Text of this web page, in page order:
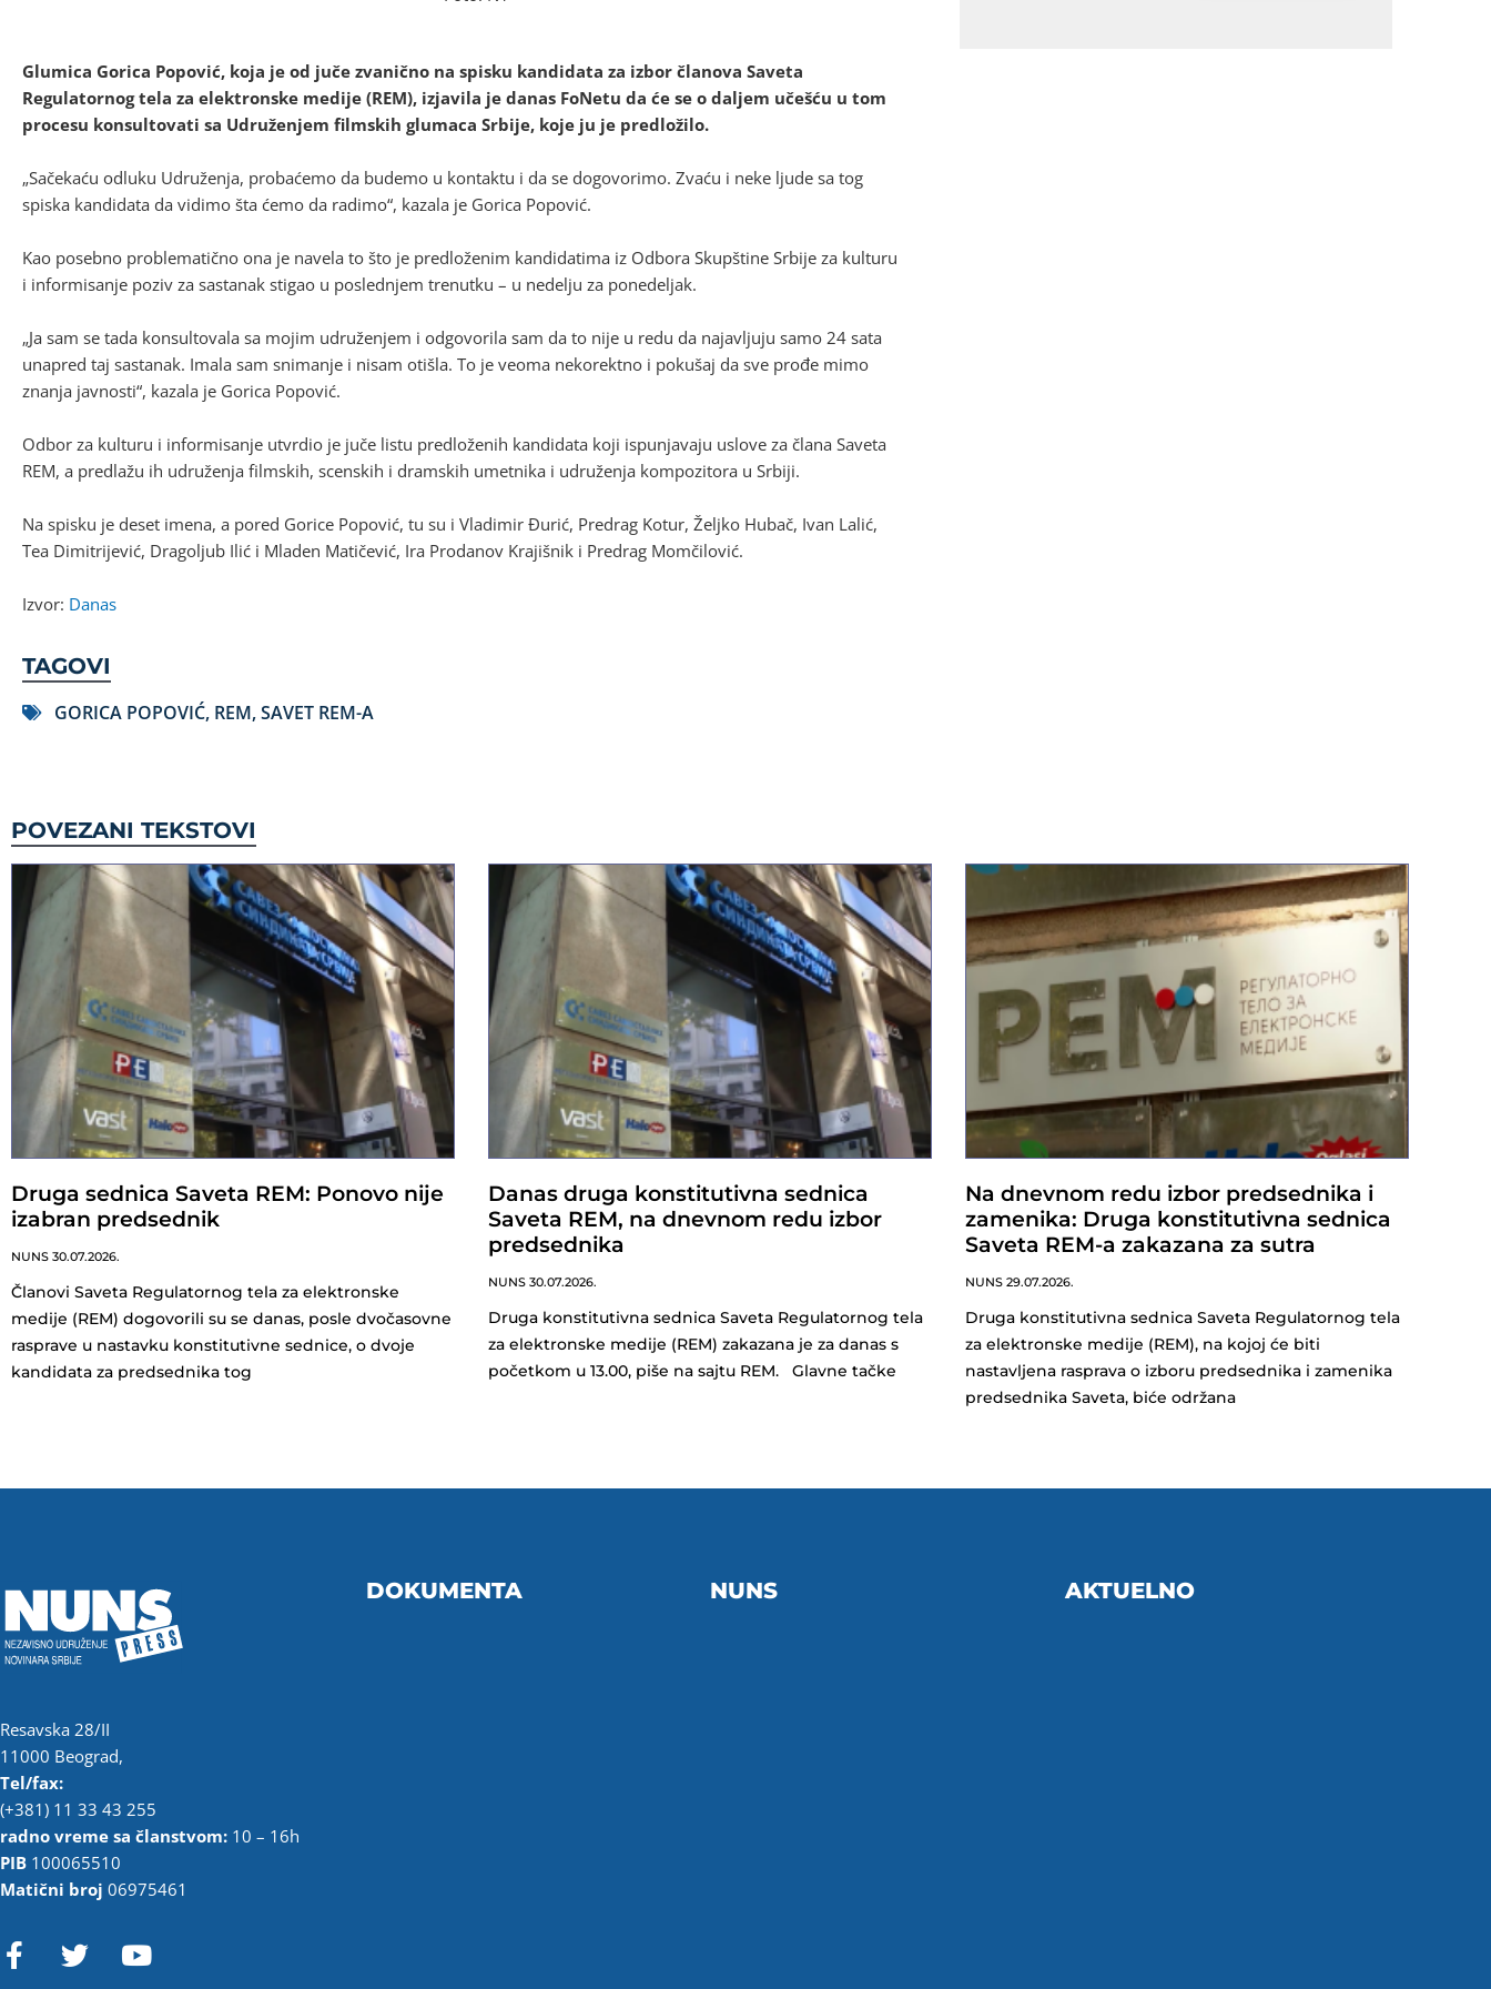
Glumica Gorica Popović, koja je od juče zvanično na spisku kandidata za izbor članova Saveta
Regulatornog tela za elektronske medije (REM), izjavila je danas FoNetu da će se o daljem učešću u tom
procesu konsultovati sa Udruženjem filmskih glumaca Srbije, koje ju je predložilo.
„Sačekaću odluku Udruženja, probaćemo da budemo u kontaktu i da se dogovorimo. Zvaću i neke ljude sa tog
spiska kandidata da vidimo šta ćemo da radimo“, kazala je Gorica Popović.
Kao posebno problematično ona je navela to što je predloženim kandidatima iz Odbora Skupštine Srbije za kulturu
i informisanje poziv za sastanak stigao u poslednjem trenutku – u nedelju za ponedeljak.
„Ja sam se tada konsultovala sa mojim udruženjem i odgovorila sam da to nije u redu da najavljuju samo 24 sata
unapred taj sastanak. Imala sam snimanje i nisam otišla. To je veoma nekorektno i pokušaj da sve prođe mimo
znanja javnosti“, kazala je Gorica Popović.
Odbor za kulturu i informisanje utvrdio je juče listu predloženih kandidata koji ispunjavaju uslove za člana Saveta
REM, a predlažu ih udruženja filmskih, scenskih i dramskih umetnika i udruženja kompozitora u Srbiji.
Na spisku je deset imena, a pored Gorice Popović, tu su i Vladimir Đurić, Predrag Kotur, Željko Hubač, Ivan Lalić,
Tea Dimitrijević, Dragoljub Ilić i Mladen Matičević, Ira Prodanov Krajišnik i Predrag Momčilović.
Izvor: Danas
TAGOVI
GORICA POPOVIĆ, REM,SAVET REM-A
POVEZANI TEKSTOVI
Druga sednica Saveta REM: Ponovo nije
izabran predsednik
NUNS 30.07.2026.
Članovi Saveta Regulatornog tela za elektronske
medije (REM) dogovorili su se danas, posle dvočasovne
rasprave u nastavku konstitutivne sednice, o dvoje
kandidata za predsednika tog
Danas druga konstitutivna sednica
Saveta REM, na dnevnom redu izbor
predsednika
NUNS 30.07.2026.
Druga konstitutivna sednica Saveta Regulatornog tela
za elektronske medije (REM) zakazana je za danas s
početkom u 13.00, piše na sajtu REM. Glavne tačke
Na dnevnom redu izbor predsednika i
zamenika: Druga konstitutivna sednica
Saveta REM-a zakazana za sutra
NUNS 29.07.2026.
Druga konstitutivna sednica Saveta Regulatornog tela
za elektronske medije (REM), na kojoj će biti
nastavljena rasprava o izboru predsednika i zamenika
predsednika Saveta, biće održana
Resavska 28/II
11000 Beograd,
Tel/fax:
(+381) 11 33 43 255
radno vreme sa članstvom: 10 – 16h
PIB 100065510
Matični broj 06975461
F
a
T Y
DOKUMENTA NUNS AKTUELNO